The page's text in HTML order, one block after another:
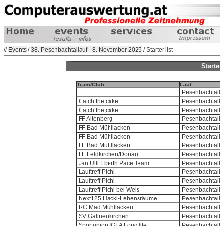
// Events /38. Pesenbachtallauf - 8. November 2025 / Starter list
Team/Club Lauf
Catch the cake
Catch the cake
FF Altenberg
FF Bad Mühllacken
FF Bad Mühllacken
FF Bad Mühllacken
FF Feldkirchen/Donau
Jan Ulli Eberth Pace Team
Lauftreff Pichl
Lauftreff Pichl
Lauftreff Pichl bei Wels
Next125 Hackl-Lebensräume
RC Mad Mühllacken
SV Gallneukirchen